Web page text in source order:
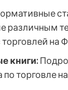
различным
на
книги:
по торговле